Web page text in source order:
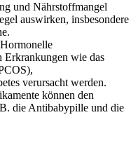
und Nährstoffmangel
auswirken, insbesondere
Hormonelle
wie das
verursacht werden.
können den
die Antibabypille und die